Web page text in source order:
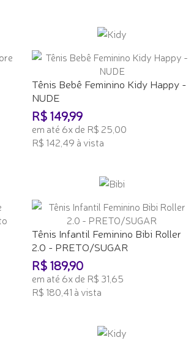
Tênis Bebê Feminino Kidy Happy -
NUDE
R$ 149,99
em até 6x de R$ 25,00
R$ 142,49 à vista
Tênis Infantil Feminino Bibi Roller
2.0 - PRETO/SUGAR
R$ 189,90
em até 6x de R$ 31,65
R$ 180,41 à vista